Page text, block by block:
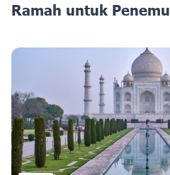
Ramah untuk Penemu